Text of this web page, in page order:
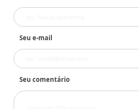
Seu e-mail
Seu comentário